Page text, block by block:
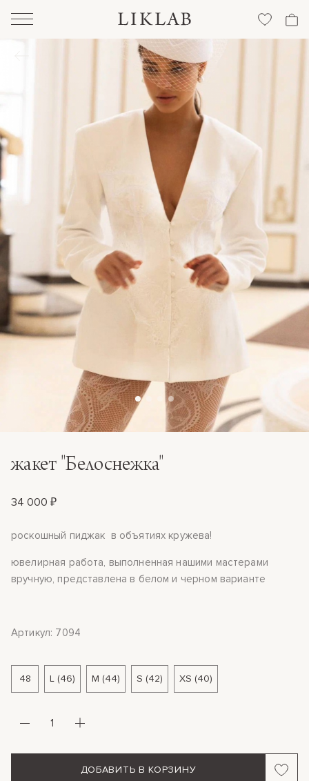
жакет "Белоснежка"
34 000 ₽
роскошный пиджак в объятиях кружева!
ювелирная работа, выполненная нашими мастерами
вручную, представлена в белом и черном варианте
Артикул: 7094
48 L (46) M (44) S (42) XS (40)
ДОБАВИТЬ В КОРЗИНУ